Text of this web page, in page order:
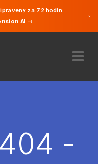
za 72 hodin.
AI →
×
Angličtina
-